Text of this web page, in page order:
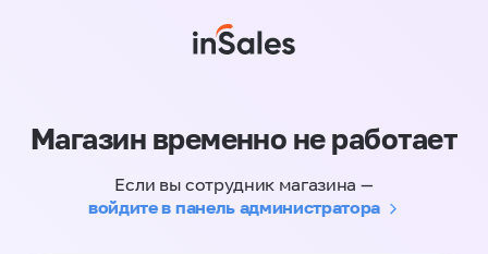
Магазин временно не работает
Если вы сотрудник магазина —
войдите в панель администратора